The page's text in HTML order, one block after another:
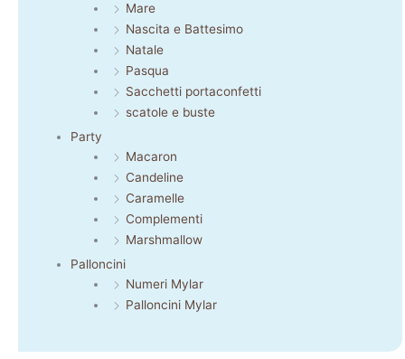
Mare
Nascita e Battesimo
Natale
Pasqua
Sacchetti portaconfetti
scatole e buste
Party
Macaron
Candeline
Caramelle
Complementi
Marshmallow
Palloncini
Numeri Mylar
Palloncini Mylar